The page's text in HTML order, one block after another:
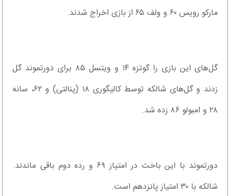
مارکو رویس ۶۰ و ولف ۶۵ از بازی اخراج شدند.
گل‌های این بازی را گوتزه ۱۴ و ویتسل ۸۵ برای دورتموند گل
زدند و گل‌های شالکه توسط کالیگوری ۱۸ (پنالتی) و ۶۲، سانه
۲۸ و امبولو ۸۶ زده شد.
دورتموند با این باخت در امتیاز ۶۹ و رده دوم باقی ماندند.
شالکه با ۳۰ امتیاز پانزدهم است.